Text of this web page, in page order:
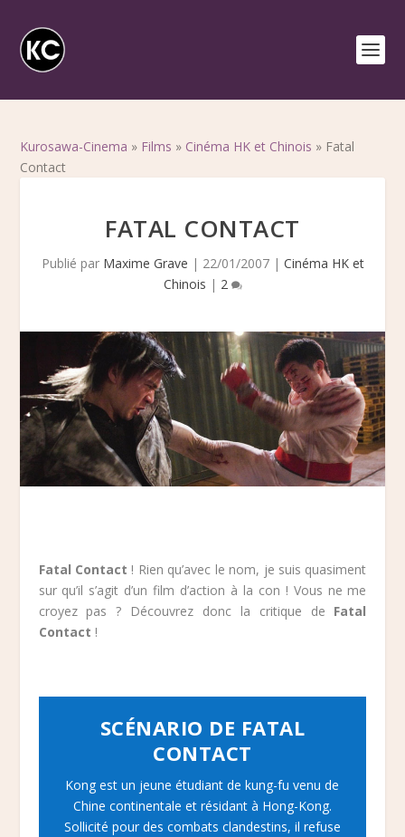
Kurosawa-Cinema » Films » Cinéma HK et Chinois » Fatal
Contact
FATAL CONTACT
Publié par Maxime Grave | 22/01/2007| Cinéma HK et
Chinois | 2
Fatal Contact ! Rien qu’avec le nom, je suis quasiment
sur qu’il s’agit d’un film d’action à la con ! Vous ne me
croyez pas ? Découvrez donc la critique de Fatal
Contact !
SCÉNARIO DE FATAL
CONTACT
Kong est un jeune étudiant de kung-fu venu de
Chine continentale et résidant à Hong-Kong.
Sollicité pour des combats clandestins, il refuse